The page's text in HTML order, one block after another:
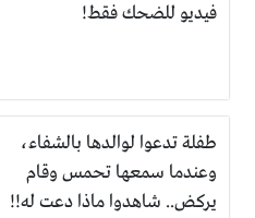
فيديو للضحك فقط!
طفلة تدعوا لوالدها بالشفاء،
وعندما سمعها تحمس وقام
يركض.. شاهدوا ماذا دعت له!!